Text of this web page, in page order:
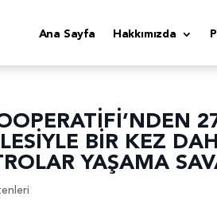
Ana Sayfa Hakkımızda
BİR KEZ
YAŞAMA